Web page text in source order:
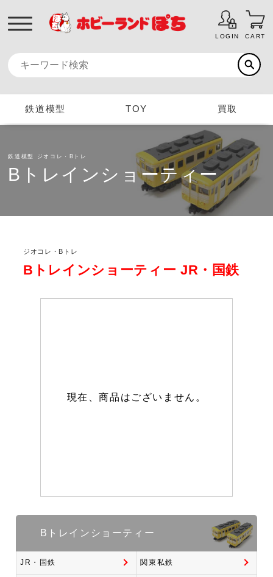
LOGIN CART
鉄道模型 TOY 買取
鉄道模型 ジオコレ・Bトレ
Bトレインショーティー
ジオコレ・Bトレ
Bトレインショーティー JR・国鉄
現在、商品はございません。
Bトレインショーティー
JR・国鉄 関東私鉄